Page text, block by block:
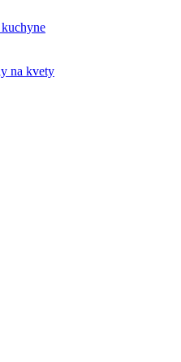
na kvety